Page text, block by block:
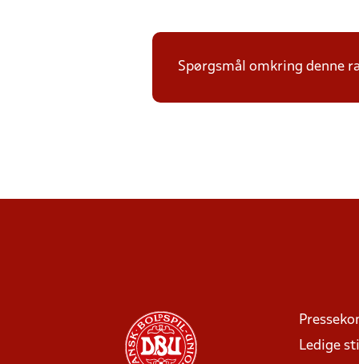
Spørgsmål omkring denne
Ledige